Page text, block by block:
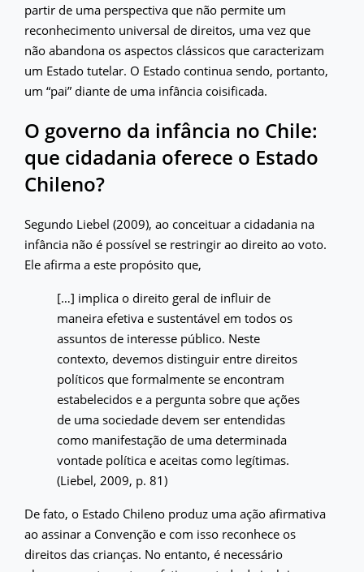
partir de uma perspectiva que não permite um
reconhecimento universal de direitos, uma vez que
não abandona os aspectos clássicos que caracterizam
um Estado tutelar. O Estado continua sendo, portanto,
um “pai” diante de uma infância coisificada.
O governo da infância no Chile:
que cidadania oferece o Estado
Chileno?
Segundo Liebel (2009), ao conceituar a cidadania na
infância não é possível se restringir ao direito ao voto.
Ele afirma a este propósito que,
[…] implica o direito geral de influir de
maneira efetiva e sustentável em todos os
assuntos de interesse público. Neste
contexto, devemos distinguir entre direitos
políticos que formalmente se encontram
estabelecidos e a pergunta sobre que ações
de uma sociedade devem ser entendidas
como manifestação de uma determinada
vontade política e aceitas como legítimas.
(Liebel, 2009, p. 81)
De fato, o Estado Chileno produz uma ação afirmativa
ao assinar a Convenção e com isso reconhece os
direitos das crianças. No entanto, é necessário